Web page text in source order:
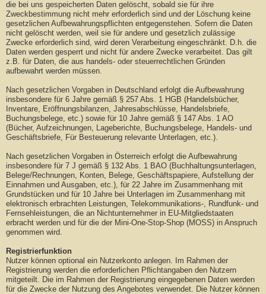
die bei uns gespeicherten Daten gelöscht, sobald sie für ihre
Zweckbestimmung nicht mehr erforderlich sind und der Löschung keine
gesetzlichen Aufbewahrungspflichten entgegenstehen. Sofern die Daten
nicht gelöscht werden, weil sie für andere und gesetzlich zulässige
Zwecke erforderlich sind, wird deren Verarbeitung eingeschränkt. D.h. die
Daten werden gesperrt und nicht für andere Zwecke verarbeitet. Das gilt
z.B. für Daten, die aus handels- oder steuerrechtlichen Gründen
aufbewahrt werden müssen.
Nach gesetzlichen Vorgaben in Deutschland erfolgt die Aufbewahrung
insbesondere für 6 Jahre gemäß § 257 Abs. 1 HGB (Handelsbücher,
Inventare, Eröffnungsbilanzen, Jahresabschlüsse, Handelsbriefe,
Buchungsbelege, etc.) sowie für 10 Jahre gemäß § 147 Abs. 1 AO
(Bücher, Aufzeichnungen, Lageberichte, Buchungsbelege, Handels- und
Geschäftsbriefe, Für Besteuerung relevante Unterlagen, etc.).
Nach gesetzlichen Vorgaben in Österreich erfolgt die Aufbewahrung
insbesondere für 7 J gemäß § 132 Abs. 1 BAO (Buchhaltungsunterlagen,
Belege/Rechnungen, Konten, Belege, Geschäftspapiere, Aufstellung der
Einnahmen und Ausgaben, etc.), für 22 Jahre im Zusammenhang mit
Grundstücken und für 10 Jahre bei Unterlagen im Zusammenhang mit
elektronisch erbrachten Leistungen, Telekommunikations-, Rundfunk- und
Fernsehleistungen, die an Nichtunternehmer in EU-Mitgliedstaaten
erbracht werden und für die der Mini-One-Stop-Shop (MOSS) in Anspruch
genommen wird.
Registrierfunktion
Nutzer können optional ein Nutzerkonto anlegen. Im Rahmen der
Registrierung werden die erforderlichen Pflichtangaben den Nutzern
mitgeteilt. Die im Rahmen der Registrierung eingegebenen Daten werden
für die Zwecke der Nutzung des Angebotes verwendet. Die Nutzer können